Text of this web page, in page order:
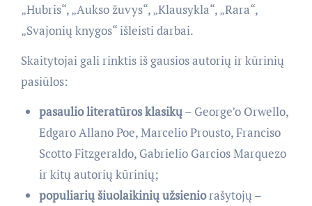
„Hubris“, „Aukso žuvys“, „Klausykla“, „Rara“,
„Svajonių knygos“ išleisti darbai.
Skaitytojai gali rinktis iš gausios autorių ir kūrinių
pasiūlos:
pasaulio literatūros klasikų– George’o Orwello,
Edgaro Allano Poe, Marcelio Prousto, Franciso
Scotto Fitzgeraldo, Gabrielio Garcios Marquezo
ir kitų autorių kūrinių;
populiarių šiuolaikinių užsieniorašytojų –